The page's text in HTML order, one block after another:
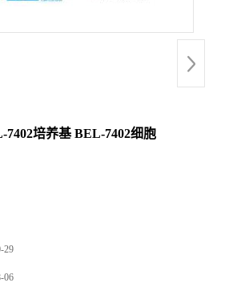
7402培养基 BEL-7402细胞
29
06